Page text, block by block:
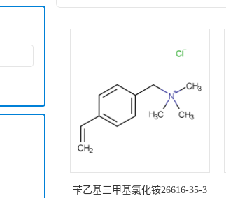
苄乙基三甲基氯化铵26616-35-3